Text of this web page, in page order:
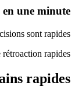
une minute »
sont rapides.
rapides.
rapides